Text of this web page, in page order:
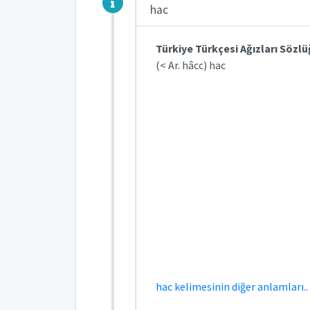
hac
Türkiye Türkçesi Ağızları
(< Ar. hâcc) hac
hac kelimesinin diğer anlamları..